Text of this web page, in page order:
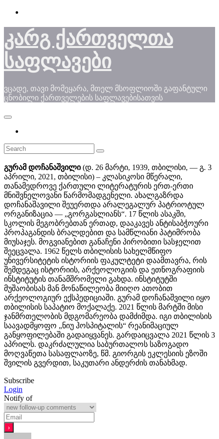
Skip
content
კარგ ქართველთა
საფლავები
ვცადე, თავი მომეყარა, მთელ მსოფლიოში გაფანტული
ცნობილი ქართველების საფლავებისათვის
გურამ დოჩანაშვილი(დ. 26 მარტი, 1939, თბილისი, — გ. 3
აპრილი, 2021, თბილისი) – კლასიკოსი მწერალი,
თანამედროვე ქართული ლიტერატურის ერთ-ერთი
მნიშვნელოვანი წარმომადგენელი. ახალგაზრდა
დოჩანაშავილი შეუერთდა არალეგალურ პატრიოტულ
ორგანიზაცია — „გორგასლიანს“. 17 წლის ასაკში,
სკოლის მეგობრებთან ერთად, დააკავეს ანტისაბჭოური
პროპაგანდის ბრალდებით და სამწლიანი პატიმრობა
მიუსაჯეს. მოგვიანებით განაჩენი პირობითი სასჯელით
შეეცვალა. 1962 წელს თბილისის სახელმწიფო
უნივერსიტეტის ისტორიის ფაკულტეტი დაამთავრა, რის
შემდეგაც ისტორიის, არქეოლოგიის და ეთნოგრაფიის
ინსტიტუტის თანამშრომელი გახდა. ინსტიტუტში
მუშაობისას მან მონაწილეობა მიიღო ათობით
არქეოლოგიურ ექსპედიციაში. გურამ დოჩანაშვილი იყო
თბილისის საპატიო მოქალაქე. 2021 წლის მარტში მისი
ჯანმრთელობის მდგომარეობა დამძიმდა. იგი თბილისის
საავადმყოფო „ნიუ ჰოსპიტალის“ რეანიმაციულ
განყოფილებაში გადაიყვანეს. გარდაიცვალა 2021 წლის 3
აპრილს. დაკრძალულია საბურთალოს საზოგადო
მოღვაწეთა სასაფლაოზე, წმ. გიორგის ეკლესიის ეზოში
შვილის გვერდით, საკუთარი ანდერძის თანახმად.
Subscribe
Login
Notify of